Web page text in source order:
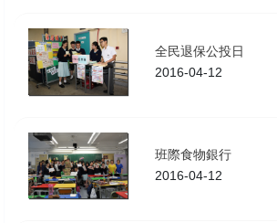
全民退保公投日
2016-04-12
班際食物銀行
2016-04-12